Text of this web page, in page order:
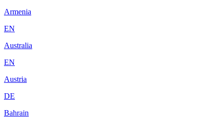
Armenia
EN
Australia
EN
Austria
DE
Bahrain